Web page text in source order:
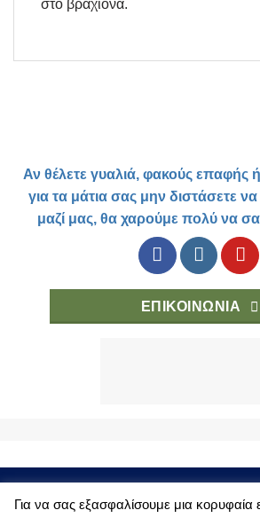
στο βραχίονα.
Αν θέλετε γυαλιά, φακούς επαφής
για τα μάτια σας μην διστάσετε
μαζί μας, θα χαρούμε πολύ να
ΕΠΙΚΟΙΝΩΝΙΑ
ΠΡΟΣΩΠΙΚΑ
Για να σας εξασφαλίσουμε μια κορυφαία